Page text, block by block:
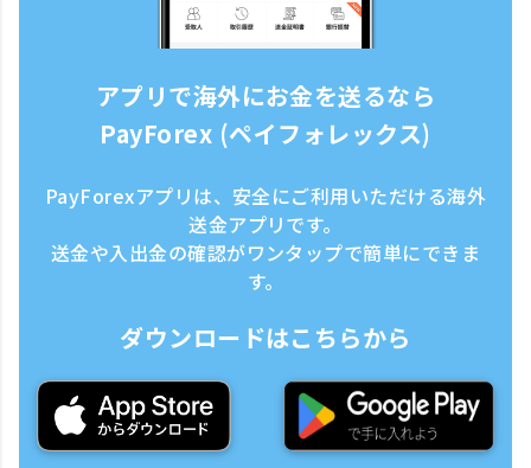
アプリで海外にお金を送るなら
PayForex (ペイフォレックス)
PayForexアプリは、安全にご利用いただける海外
送金アプリです。
送金や入出金の確認がワンタップで簡単にできま
す。
ダウンロードはこちらから